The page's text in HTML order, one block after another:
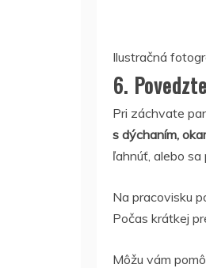
Ilustračná
6.
Pri záchvate
s dýchaním,
ľahnúť, alebo
Na pracovisku
Počas krátkej
Môžu vám